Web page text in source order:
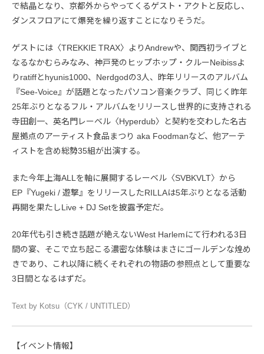
で結晶となり、京都外からやってくるゲスト・アクトと反応し、
ダンスフロアにて爆発を繰り返すことになりそうだ。
ゲストには〈TREKKIE TRAX〉よりAndrewや、関西初ライブと
なるなかむらみなみ、神戸発のヒップホップ・クルーNeibissよ
りratiffとhyunis1000、Nerdgodの3人、昨年リリースのアルバム
『See-Voice』が話題となったパソコン音楽クラブ、同じく昨年
25年ぶりとなるフル・アルバムをリリースし世界的に支持される
寺田創一、英名門レーベル〈Hyperdub〉と契約を交わした名古
屋拠点のアーティスト食品まつり aka Foodmanなど、他アーテ
ィストを含め総勢35組が出演する。
また今年上海ALLを軸に展開するレーベル〈SVBKVLT〉から
EP『Yugeki / 遊撃』をリリースしたRILLAは5年ぶりとなる活動
再開を果たしLive + DJ Setを披露予定だ。
20年代も引き続き話題が絶えないWest Harlemにて行われる3日
間の宴、そこで立ち起こる濃密な体験はまさにゴールデンな煌め
きであり、これ以降に続くそれぞれの物語の参照点として重要な
3日間となるはずだ。
Text by Kotsu（CYK / UNTITLED）
【イベント情報】